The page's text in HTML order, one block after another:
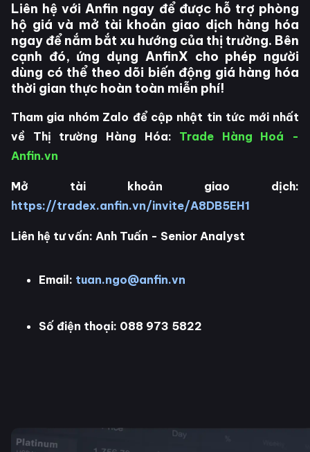
Liên hệ với Anfin ngay để được hỗ trợ phòng
hộ giá và mở tài khoản giao dịch hàng hóa
ngay để nắm bắt xu hướng của thị trường. Bên
cạnh đó, ứng dụng AnfinX cho phép người
dùng có thể theo dõi biến động giá hàng hóa
thời gian thực hoàn toàn miễn phí!
Tham gia nhóm Zalo để cập nhật tin tức mới nhất
về Thị trường Hàng Hóa: Trade Hàng Hoá -
Anfin.vn
Mở tài khoản giao dịch:
https://tradex.anfin.vn/invite/A8DB5EH1
Liên hệ tư vấn: Anh Tuấn - Senior Analyst
Email: tuan.ngo@anfin.vn
Số điện thoại: 088 973 5822